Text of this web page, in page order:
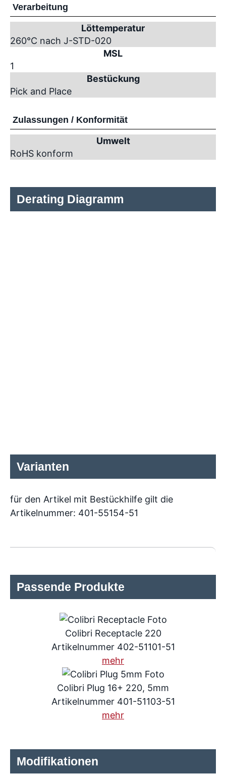
Verarbeitung
Löttemperatur
260°C nach J-STD-020
MSL
1
Bestückung
Pick and Place
Zulassungen / Konformität
Umwelt
RoHS konform
Derating Diagramm
Varianten
für den Artikel mit Bestückhilfe gilt die
Artikelnummer: 401-55154-51
Passende Produkte
Colibri Receptacle 220
Artikelnummer 402-51101-51
mehr
Colibri Plug 16+ 220, 5mm
Artikelnummer 401-51103-51
mehr
Modifikationen